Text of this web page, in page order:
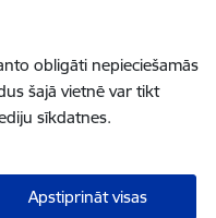
obligāti nepieciešamās
šajā vietnē var tikt
sīkdatnes.
Apstiprināt visas